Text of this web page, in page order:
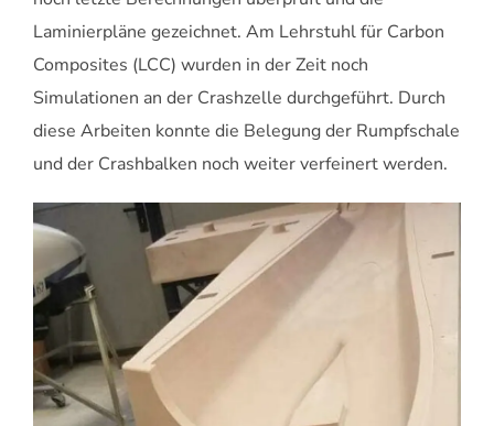
Laminierpläne gezeichnet. Am Lehrstuhl für Carbon
Composites (LCC) wurden in der Zeit noch
Simulationen an der Crashzelle durchgeführt. Durch
diese Arbeiten konnte die Belegung der Rumpfschale
und der Crashbalken noch weiter verfeinert werden.